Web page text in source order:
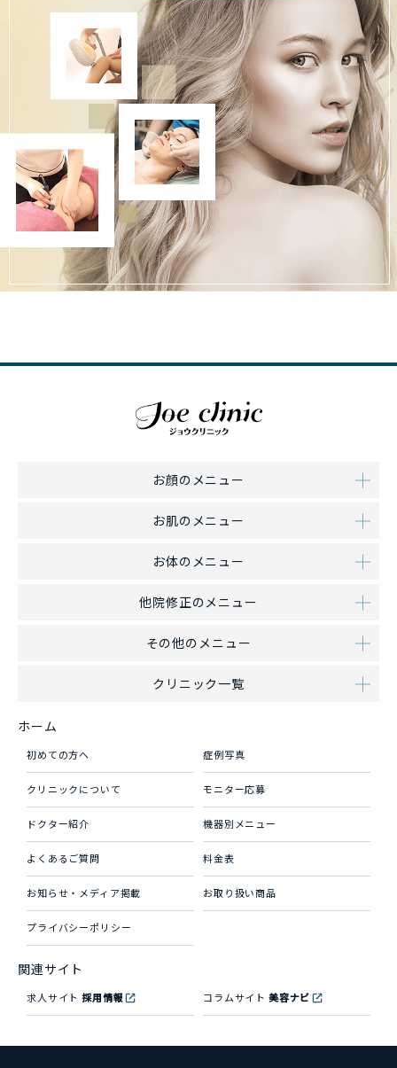
お顔のメニュー
お肌のメニュー
お体のメニュー
他院修正のメニュー
その他のメニュー
クリニック一覧
ホーム
初めての方へ 症例写真
クリニックについて モニター応募
ドクター紹介 機器別メニュー
よくあるご質問 料金表
お知らせ・メディア掲載 お取り扱い商品
プライバシーポリシー
関連サイト
求人サイト採用情報 コラムサイト 美容ナビ